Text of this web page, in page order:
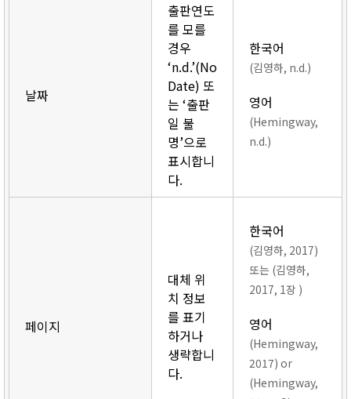
날짜
출판연도
를 모를
경우
‘n.d.’(No
Date) 또
는 ‘출판
일 불
명’으로
표시합니
다.
한국어
(김영하, n.d.)
영어
(Hemingway,
n.d.)
페이지
대체 위
치 정보
를 표기
하거나
생략합니
다.
한국어
(김영하, 2017)
또는 (김영하,
2017, 1장 )
영어
(Hemingway,
2017) or
(Hemingway,